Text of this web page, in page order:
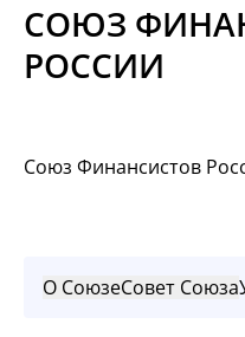
Материалы
СОЮЗ
РОССИИ
Союз Финансистов
О СоюзеСовет Союза